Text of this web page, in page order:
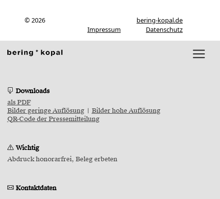
© 2026
bering-kopal.de
Datenschutz
Impressum
Downloads
als PDF
Bilder geringe Auflösung| Bilder hohe Auflösung
QR-Code der Pressemitteilung
Wichtig
Abdruck honorarfrei, Beleg erbeten
Kontaktdaten